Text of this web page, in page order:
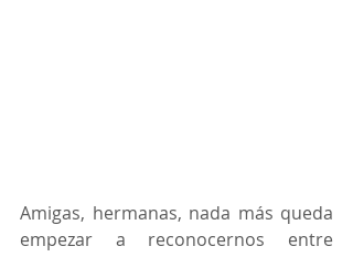
Amigas, hermanas, nada más queda
empezar a reconocernos entre